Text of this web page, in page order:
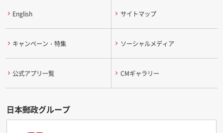
English サイトマップ
キャンペーン・特集 ソーシャルメディア
公式アプリ一覧 CMギャラリー